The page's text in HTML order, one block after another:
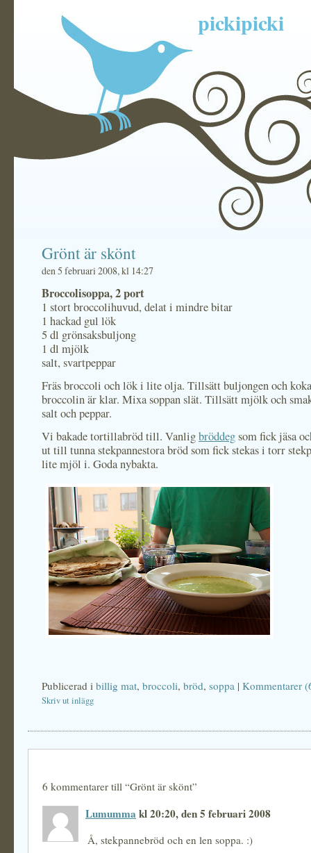
pickipicki
Grönt är skönt
den 5 februari 2008, kl 14:27
Broccolisoppa, 2 port
1 stort broccolihuvud, delat i mindre bitar
1 hackad gul lök
5 dl grönsaksbuljong
1 dl mjölk
salt, svartpeppar
Fräs broccoli och lök i lite olja. Tillsätt buljongen och
broccolin är klar. Mixa soppan slät. Tillsätt mjölk och
salt och peppar.
Vi bakade tortillabröd till. Vanligbröddegsom fick jäsa
ut till tunna stekpannestora bröd som fick stekas i torr
lite mjöl i. Goda nybakta.
Publicerad i billig mat, broccoli, bröd, soppa | Kommentarer
Skriv ut inlägg
6 kommentarer till “Grönt är skönt”
Lumumma kl 20:20, den 5 februari 2008
Å, stekpannebröd och en len soppa. :)